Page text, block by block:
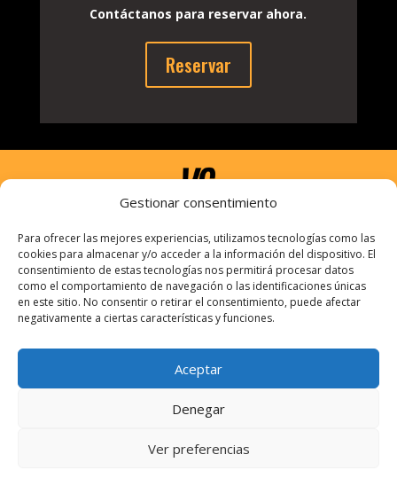
Gestionar consentimiento
Para ofrecer las mejores experiencias, utilizamos tecnologías como las
cookies para almacenar y/o acceder a la información del dispositivo. El
consentimiento de estas tecnologías nos permitirá procesar datos
como el comportamiento de navegación o las identificaciones únicas
en este sitio. No consentir o retirar el consentimiento, puede afectar
negativamente a ciertas características y funciones.
Aceptar
Denegar
Ver preferencias
Contáctanos para reservar ahora.
Reservar
Información
Aviso Legal
Términos y condiciones